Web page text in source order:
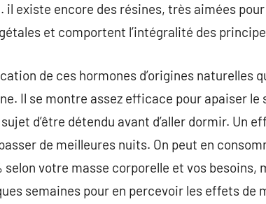
il existe encore des résines, très aimées
et comportent l’intégralité des
de ces hormones d’origines naturelles
Il se montre assez efficace pour apaiser le
d’être détendu avant d’aller dormir. Un
de meilleures nuits. On peut en
selon votre masse corporelle et vos
semaines pour en percevoir les effets de